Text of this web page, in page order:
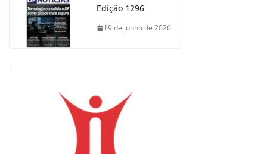
Edição 1296
19 de junho de 2026